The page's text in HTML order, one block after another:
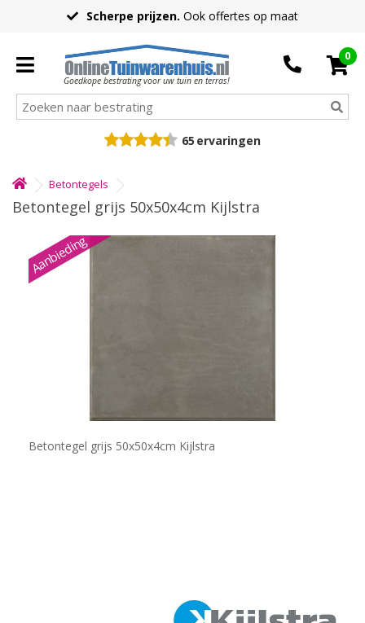
Scherpe prijzen. Ook offertes op maat
Goedkope bestrating voor uw tuin en terras!
0
65 ervaringen
Betontegels
Betontegel grijs 50x50x4cm Kijlstra
Aanbieding
Betontegel grijs 50x50x4cm Kijlstra